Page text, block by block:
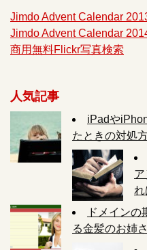
Jimdo Advent Calendar
Jimdo Advent Calendar
商用無料Flickr写真検索
人気記事
iPadや
たときの対処
れ
ドメイン
る金髪のお姉